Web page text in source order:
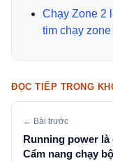
Chạy Zone 2
tim chạy
ĐỌC TIẾP TRONG
← Bài trước
Running power là
Cẩm nang chạy